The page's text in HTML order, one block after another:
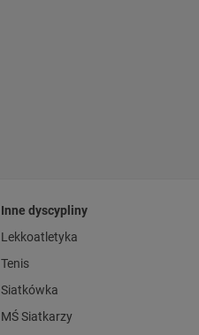
Inne dyscypliny
Lekkoatletyka
Tenis
Siatkówka
MŚ Siatkarzy